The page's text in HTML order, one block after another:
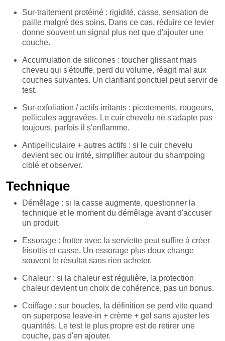
Sur-traitement protéiné : rigidité, casse, sensation de
paille malgré des soins. Dans ce cas, réduire ce levier
donne souvent un signal plus net que d'ajouter une
couche.
Accumulation de silicones : toucher glissant mais
cheveu qui s'étouffe, perd du volume, réagit mal aux
couches suivantes. Un clarifiant ponctuel peut servir de
test.
Sur-exfoliation / actifs irritants : picotements, rougeurs,
pellicules aggravées. Le cuir chevelu ne s'adapte pas
toujours, parfois il s'enflamme.
Antipelliculaire + autres actifs : si le cuir chevelu
devient sec ou irrité, simplifier autour du shampoing
ciblé et observer.
Technique
Démêlage : si la casse augmente, questionner la
technique et le moment du démêlage avant d'accuser
un produit.
Essorage : frotter avec la serviette peut suffire à créer
frisottis et casse. Un essorage plus doux change
souvent le résultat sans rien acheter.
Chaleur : si la chaleur est régulière, la protection
chaleur devient un choix de cohérence, pas un bonus.
Coiffage : sur boucles, la définition se perd vite quand
on superpose leave-in + crème + gel sans ajuster les
quantités. Le test le plus propre est de retirer une
couche, pas d'en ajouter.